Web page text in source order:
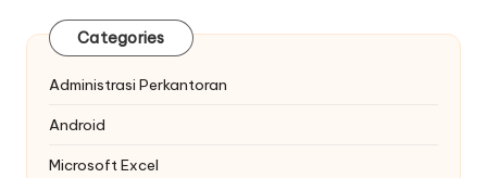
Categories
Administrasi Perkantoran
Android
Microsoft Excel